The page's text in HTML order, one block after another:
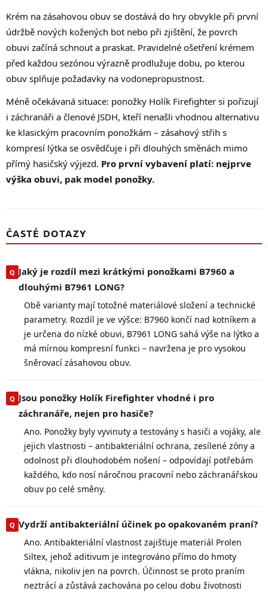
Krém na zásahovou obuv se dostává do hry obvykle při první
údržbě nových kožených bot nebo při zjištění, že povrch
obuvi začíná schnout a praskat. Pravidelné ošetření krémem
před každou sezónou výrazně prodlužuje dobu, po kterou
obuv splňuje požadavky na vodonepropustnost.
Méně očekávaná situace: ponožky Holík Firefighter si pořizují
i záchranáři a členové JSDH, kteří nenašli vhodnou alternativu
ke klasickým pracovním ponožkám – zásahový střih s
kompresí lýtka se osvědčuje i při dlouhých směnách mimo
přímý hasičský výjezd. Pro první vybavení platí: nejprve
výška obuvi, pak model ponožky.
ČASTÉ DOTAZY
Jaký je rozdíl mezi krátkými ponožkami B7960 a
dlouhými B7961 LONG?
Obě varianty mají totožné materiálové složení a technické
parametry. Rozdíl je ve výšce: B7960 končí nad kotníkem a
je určena do nízké obuvi, B7961 LONG sahá výše na lýtko a
má mírnou kompresní funkci – navržena je pro vysokou
šněrovací zásahovou obuv.
Jsou ponožky Holík Firefighter vhodné i pro
záchranáře, nejen pro hasiče?
Ano. Ponožky byly vyvinuty a testovány s hasiči a vojáky, ale
jejich vlastnosti – antibakteriální ochrana, zesílené zóny a
odolnost při dlouhodobém nošení – odpovídají potřebám
každého, kdo nosí náročnou pracovní nebo záchranářskou
obuv po celé směny.
Vydrží antibakteriální účinek po opakovaném praní?
Ano. Antibakteriální vlastnost zajišťuje materiál Prolen
Siltex, jehož aditivum je integrováno přímo do hmoty
vlákna, nikoliv jen na povrch. Účinnost se proto praním
neztrácí a zůstává zachována po celou dobu životnosti